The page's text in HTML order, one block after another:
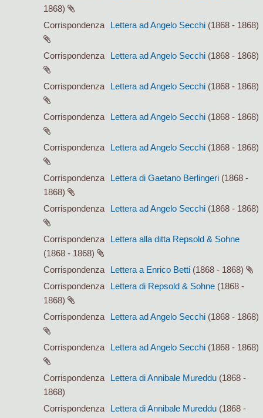
1868)
Corrispondenza
Lettera ad Angelo Secchi (1868 - 1868)
Corrispondenza Lettera ad Angelo Secchi (1868 - 1868)
Corrispondenza Lettera ad Angelo Secchi (1868 - 1868)
Corrispondenza Lettera ad Angelo Secchi (1868 - 1868)
Corrispondenza Lettera ad Angelo Secchi (1868 - 1868)
Corrispondenza Lettera di Gaetano Berlingeri (1868 -
1868)
Corrispondenza
Lettera ad Angelo Secchi (1868 - 1868)
Corrispondenza
Lettera alla ditta Repsold & Sohne
(1868 - 1868)
Corrispondenza
Lettera a Enrico Betti (1868 - 1868)
Corrispondenza
Lettera di Repsold & Sohne (1868 -
1868)
Corrispondenza
Lettera ad Angelo Secchi (1868 - 1868)
Corrispondenza Lettera ad Angelo Secchi (1868 - 1868)
Corrispondenza Lettera di Annibale Mureddu (1868 -
1868)
Corrispondenza
Lettera di Annibale Mureddu (1868 -